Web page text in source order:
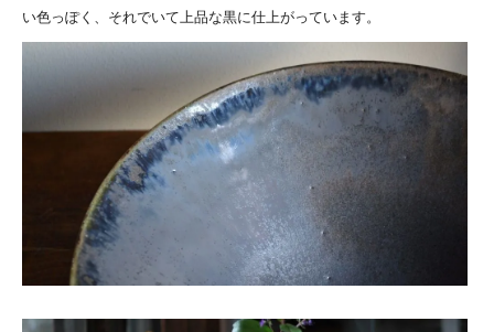
い色っぽく、それでいて上品な黒に仕上がっています。